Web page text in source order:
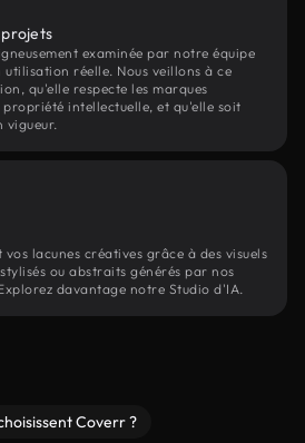
examinée par notre équipe
réelle. Nous veillons à ce
qu'elle respecte les marques
propriété intellectuelle, et qu'elle soit
vigueur.
lacunes créatives grâce à des visuels
ou abstraits générés par nos
davantage notre Studio d'IA.
Coverr ?